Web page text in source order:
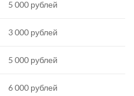
5 000 рублей
3 000 рублей
5 000 рублей
6 000 рублей